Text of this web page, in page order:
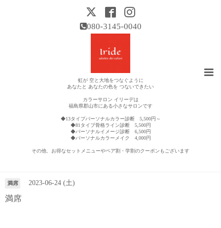
080-3145-0040
虹が 空と大地をつなぐように
あなたと あなたの色を つないできたい
カラーサロン イリーデは
福島県郡山市にある小さなサロンです
◆13タイプパーソナルカラー診断 5,500円～
◆81タイプ骨格ライン診断 5,500円
◆パーソナルイメージ診断 6,500円
◆パーソナルカラーメイク 4,000円
その他、お得なセットメニューやペア割・学割のクーポンもございます
満席 2023-06-24 (土)
満席